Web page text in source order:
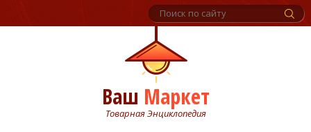
Ваш Маркет
Товарная Энциклопедия